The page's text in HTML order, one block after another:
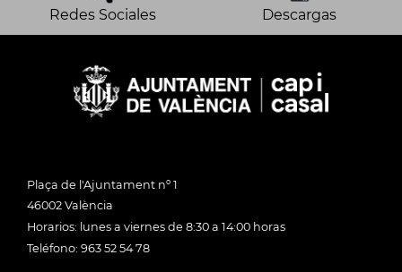
Redes Sociales Descargas
Plaça de l'Ajuntament nº 1
46002 València
Horarios: lunes a viernes de 8:30 a 14:00 horas
Teléfono: 963 52 54 78